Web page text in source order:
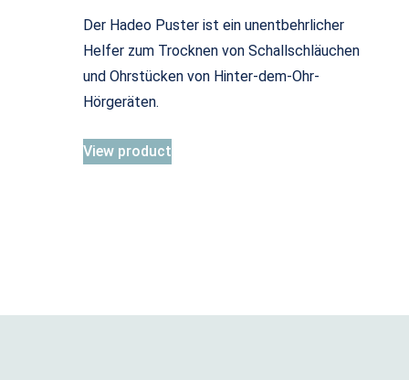
Der Hadeo Puster ist ein unentbehrlicher
Helfer zum Trocknen von Schallschläuchen
und Ohrstücken von Hinter-dem-Ohr-
Hörgeräten.
View product